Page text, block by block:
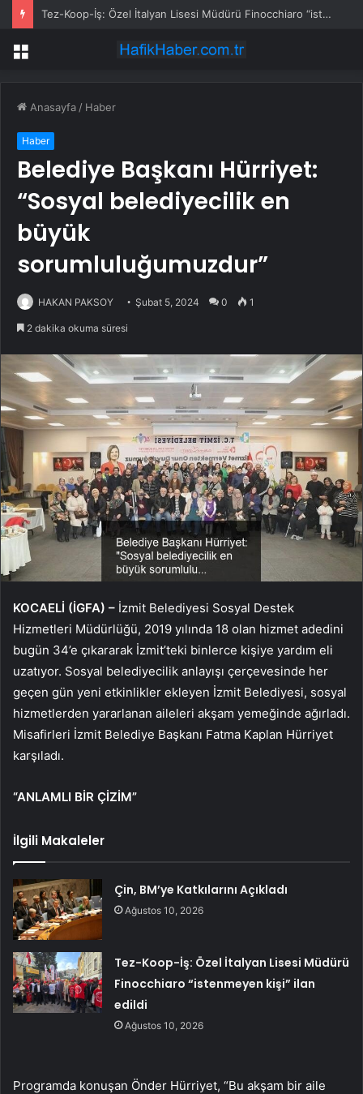
Tez-Koop-İş: Özel İtalyan Lisesi Müdürü Finocchiaro “istenmeyen kişi” ilan edildi
Menü
Anasayfa / Haber
Haber
Belediye Başkanı Hürriyet:
“Sosyal belediyecilik en
büyük
sorumluluğumuzdur”
HAKAN PAKSOY Şubat 5, 2024 0 1
2 dakika okuma süresi
KOCAELİ (İGFA) – İzmit Belediyesi Sosyal Destek
Hizmetleri Müdürlüğü, 2019 yılında 18 olan hizmet adedini
bugün 34’e çıkararak İzmit’teki binlerce kişiye yardım eli
uzatıyor. Sosyal belediyecilik anlayışı çerçevesinde her
geçen gün yeni etkinlikler ekleyen İzmit Belediyesi, sosyal
hizmetlerden yararlanan aileleri akşam yemeğinde ağırladı.
Misafirleri İzmit Belediye Başkanı Fatma Kaplan Hürriyet
karşıladı.
“ANLAMLI BİR ÇİZİM”
İlgili Makaleler
Çin, BM’ye Katkılarını Açıkladı
Ağustos 10, 2026
Tez-Koop-İş: Özel İtalyan Lisesi Müdürü
Finocchiaro “istenmeyen kişi” ilan
edildi
Ağustos 10, 2026
Programda konuşan Önder Hürriyet, “Bu akşam bir aile